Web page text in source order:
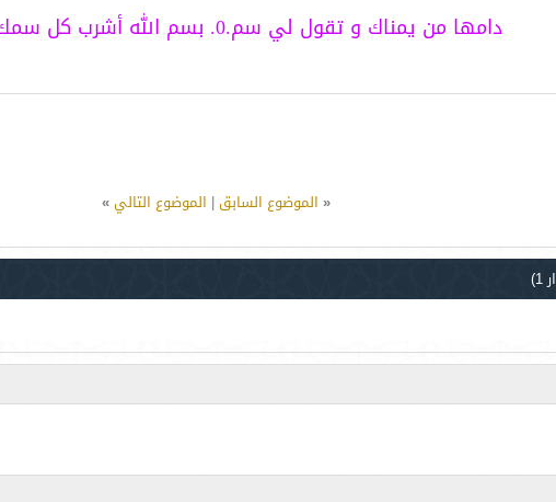
دامها من يمناك و تقول لي سم.0. بسم الله أشرب كل سمك عوافي
« الموضوع السابق| الموضوع التالي»